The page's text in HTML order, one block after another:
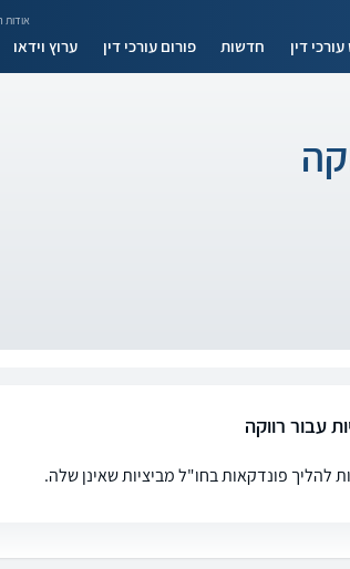
אודות
דין חדשות פורום עורכי דין ערוץ וידאו
עבור רווקה
להליך פונדקאות בחו"ל מביציות שאינן שלה.